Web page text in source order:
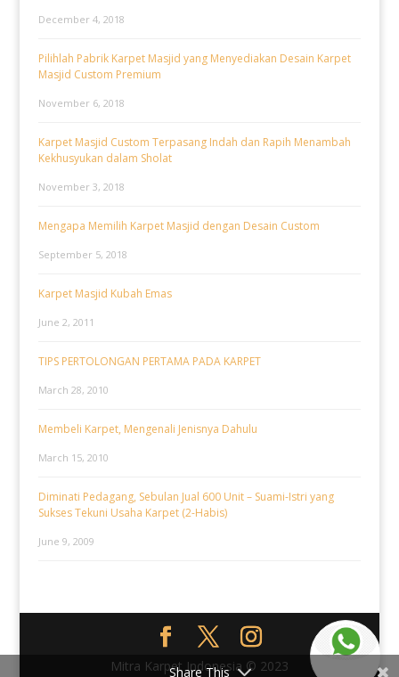
December 4, 2018
Pilihlah Pabrik Karpet Masjid yang Menyediakan Desain Karpet
Masjid Custom Premium
November 6, 2018
Karpet Masjid Custom Terpasang Indah dan Rapih Menambah
Kekhusyukan dalam Sholat
November 3, 2018
Mengapa Memilih Karpet Masjid dengan Desain Custom
September 5, 2018
Karpet Masjid Kubah Emas
June 2, 2011
TIPS PERTOLONGAN PERTAMA PADA KARPET
March 28, 2010
Membeli Karpet, Mengenali Jenisnya Dahulu
March 15, 2010
Diminati Pedagang, Sebulan Jual 600 Unit – Suami-Istri yang
Sukses Tekuni Usaha Karpet (2-Habis)
June 9, 2009
Mitra Karpet Indonesia © 2023
Share This